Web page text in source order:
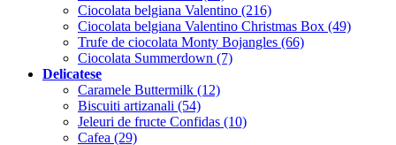
Ciocolata belgiana Valentino (216)
Ciocolata belgiana Valentino Christmas Box (49)
Trufe de ciocolata Monty Bojangles (66)
Ciocolata Summerdown (7)
Delicatese
Caramele Buttermilk (12)
Biscuiti artizanali (54)
Jeleuri de fructe Confidas (10)
Cafea (29)